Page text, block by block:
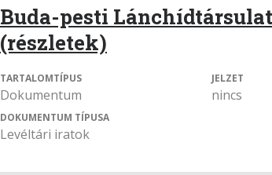
Buda-pesti
(részletek)
TARTALOMTÍPUS
Dokumentum
JELZET
nincs
DOKUMENTUM TÍPUSA
Levéltári iratok